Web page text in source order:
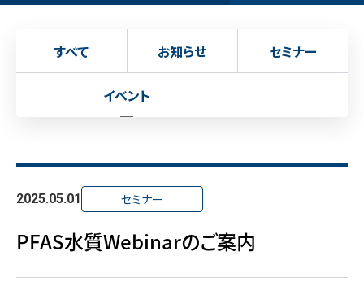
すべて お知らせ セミナー
イベント
2025.05.01 セミナー
PFAS水質Webinarのご案内